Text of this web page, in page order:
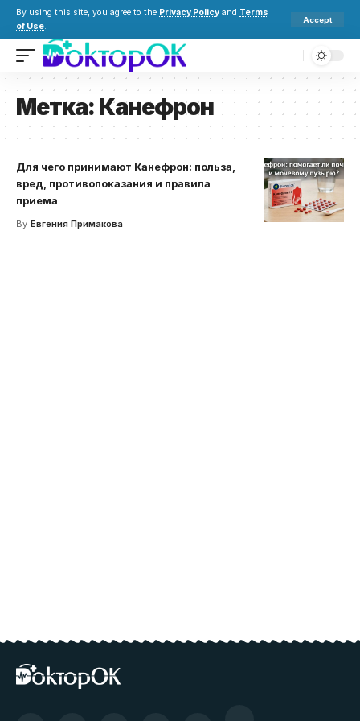
By using this site, you agree to the Privacy Policy and Terms
of Use.
Accept
Метка: Канефрон
Для чего принимают Канефрон: польза,
вред, противопоказания и правила
приема
By Евгения Примакова